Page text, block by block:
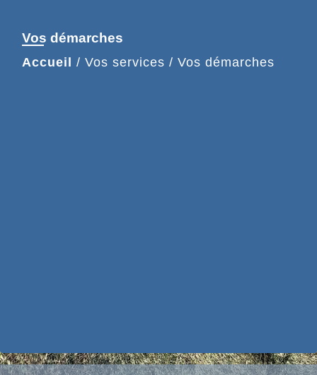
Vos démarches
Accueil / Vos services / Vos démarches